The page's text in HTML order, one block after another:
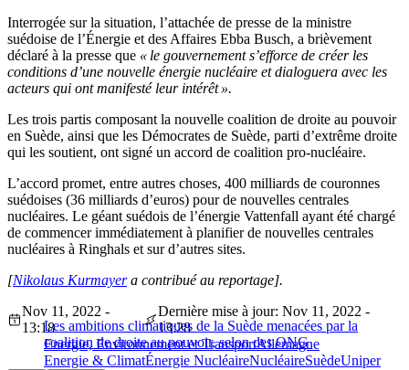
Interrogée sur la situation, l’attachée de presse de la ministre
suédoise de l’Énergie et des Affaires Ebba Busch, a brièvement
déclaré à la presse que « le gouvernement s’efforce de créer les
conditions d’une nouvelle énergie nucléaire et dialoguera avec les
acteurs qui ont manifesté leur intérêt ».
Les trois partis composant la nouvelle coalition de droite au pouvoir
en Suède, ainsi que les Démocrates de Suède, parti d’extrême droite
qui les soutient, ont signé un accord de coalition pro-nucléaire.
L’accord promet, entre autres choses, 400 milliards de couronnes
suédoises (36 milliards d’euros) pour de nouvelles centrales
nucléaires. Le géant suédois de l’énergie Vattenfall ayant été chargé
de commencer immédiatement à planifier de nouvelles centrales
nucléaires à Ringhals et sur d’autres sites.
[Nikolaus Kurmayera contribué au reportage].
Les ambitions climatiques de la Suède menacées par la
coalition de droite au pouvoir, selon des ONG
Nov 11, 2022 -
13:18
Dernière mise à jour: Nov 11, 2022 -
13:28
Energie, Environnement et TransportAllemagne
Energie & ClimatÉnergie NucléaireNucléaireSuèdeUniper